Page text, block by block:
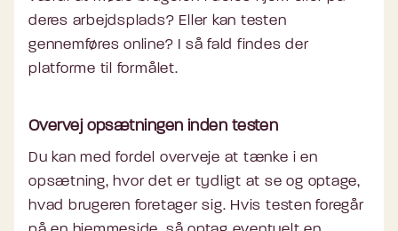
deres arbejdsplads? Eller kan testen
gennemføres online? I så fald findes der
platforme til formålet.
Overvej opsætningen inden testen
Du kan med fordel overveje at tænke i en
opsætning, hvor det er tydligt at se og optage,
hvad brugeren foretager sig. Hvis testen foregår